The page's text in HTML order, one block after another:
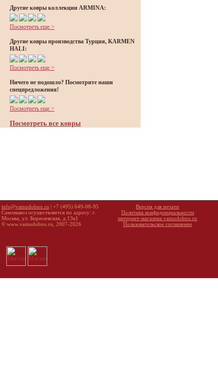
Другие ковры коллекции ARMINA:
Посмотреть еще >
Другие ковры производства Турция, KARMEN
HALI:
Посмотреть еще >
Ничего не подошло? Посмотрите наши
спецпредложения!
Посмотреть еще >
Посмотреть все ковры
info@vamudobno.ru | +7 (495) 649-08-95
Самовывоз осуществляется по адресу: г.
Москва, ул. Бирюлевская, д.13к1
© www.vamudobno.ru, 2007-2026
Версия для печати
Политика конфиденциальности
интернет-магазина vamudobno.ru
Пользовательское соглашение